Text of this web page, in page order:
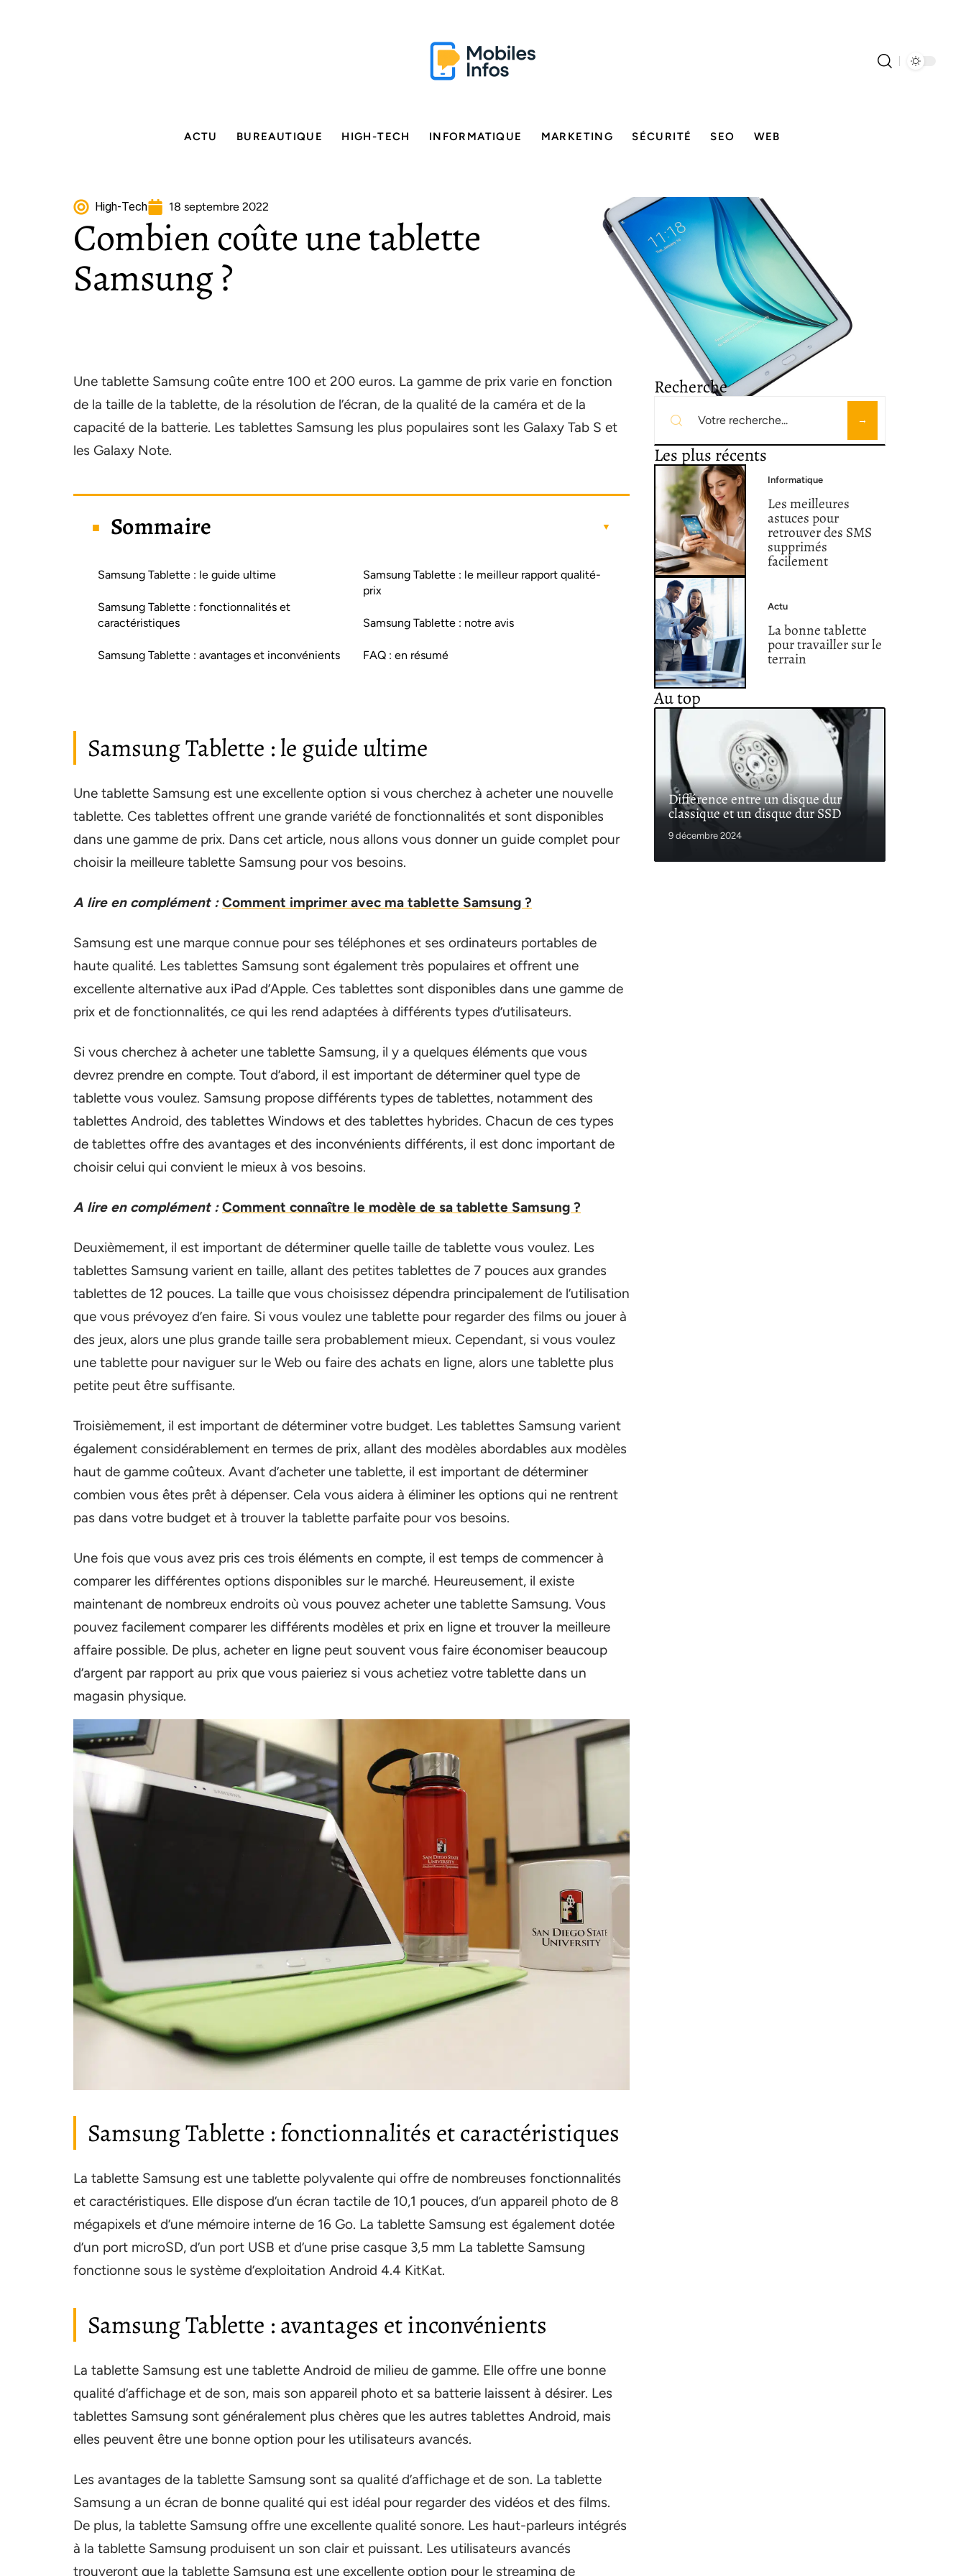
ACTU BUREAUTIQUE HIGH-TECH INFORMATIQUE MARKETING SÉCURITÉ SEO WEB
High-Tech 18 septembre 2022
Combien coûte une tablette
Samsung ?
Une tablette Samsung coûte entre 100 et 200 euros. La gamme de prix varie en fonction
de la taille de la tablette, de la résolution de l’écran, de la qualité de la caméra et de la
capacité de la batterie. Les tablettes Samsung les plus populaires sont les Galaxy Tab S et
les Galaxy Note.
Sommaire
Samsung Tablette : le guide ultime
Samsung Tablette : fonctionnalités et
caractéristiques
Samsung Tablette : avantages et inconvénients
Samsung Tablette : le meilleur rapport qualité-
prix
Samsung Tablette : notre avis
FAQ : en résumé
Samsung Tablette : le guide ultime
Une tablette Samsung est une excellente option si vous cherchez à acheter une nouvelle
tablette. Ces tablettes offrent une grande variété de fonctionnalités et sont disponibles
dans une gamme de prix. Dans cet article, nous allons vous donner un guide complet pour
choisir la meilleure tablette Samsung pour vos besoins.
A lire en complément : Comment imprimer avec ma tablette Samsung ?
Samsung est une marque connue pour ses téléphones et ses ordinateurs portables de
haute qualité. Les tablettes Samsung sont également très populaires et offrent une
excellente alternative aux iPad d’Apple. Ces tablettes sont disponibles dans une gamme de
prix et de fonctionnalités, ce qui les rend adaptées à différents types d’utilisateurs.
Si vous cherchez à acheter une tablette Samsung, il y a quelques éléments que vous
devrez prendre en compte. Tout d’abord, il est important de déterminer quel type de
tablette vous voulez. Samsung propose différents types de tablettes, notamment des
tablettes Android, des tablettes Windows et des tablettes hybrides. Chacun de ces types
de tablettes offre des avantages et des inconvénients différents, il est donc important de
choisir celui qui convient le mieux à vos besoins.
A lire en complément : Comment connaître le modèle de sa tablette Samsung ?
Deuxièmement, il est important de déterminer quelle taille de tablette vous voulez. Les
tablettes Samsung varient en taille, allant des petites tablettes de 7 pouces aux grandes
tablettes de 12 pouces. La taille que vous choisissez dépendra principalement de l’utilisation
que vous prévoyez d’en faire. Si vous voulez une tablette pour regarder des films ou jouer à
des jeux, alors une plus grande taille sera probablement mieux. Cependant, si vous voulez
une tablette pour naviguer sur le Web ou faire des achats en ligne, alors une tablette plus
petite peut être suffisante.
Troisièmement, il est important de déterminer votre budget. Les tablettes Samsung varient
également considérablement en termes de prix, allant des modèles abordables aux modèles
haut de gamme coûteux. Avant d’acheter une tablette, il est important de déterminer
combien vous êtes prêt à dépenser. Cela vous aidera à éliminer les options qui ne rentrent
pas dans votre budget et à trouver la tablette parfaite pour vos besoins.
Une fois que vous avez pris ces trois éléments en compte, il est temps de commencer à
comparer les différentes options disponibles sur le marché. Heureusement, il existe
maintenant de nombreux endroits où vous pouvez acheter une tablette Samsung. Vous
pouvez facilement comparer les différents modèles et prix en ligne et trouver la meilleure
affaire possible. De plus, acheter en ligne peut souvent vous faire économiser beaucoup
d’argent par rapport au prix que vous paieriez si vous achetiez votre tablette dans un
magasin physique.
Samsung Tablette : fonctionnalités et caractéristiques
La tablette Samsung est une tablette polyvalente qui offre de nombreuses fonctionnalités
et caractéristiques. Elle dispose d’un écran tactile de 10,1 pouces, d’un appareil photo de 8
mégapixels et d’une mémoire interne de 16 Go. La tablette Samsung est également dotée
d’un port microSD, d’un port USB et d’une prise casque 3,5 mm La tablette Samsung
fonctionne sous le système d’exploitation Android 4.4 KitKat.
Samsung Tablette : avantages et inconvénients
La tablette Samsung est une tablette Android de milieu de gamme. Elle offre une bonne
qualité d’affichage et de son, mais son appareil photo et sa batterie laissent à désirer. Les
tablettes Samsung sont généralement plus chères que les autres tablettes Android, mais
elles peuvent être une bonne option pour les utilisateurs avancés.
Les avantages de la tablette Samsung sont sa qualité d’affichage et de son. La tablette
Samsung a un écran de bonne qualité qui est idéal pour regarder des vidéos et des films.
De plus, la tablette Samsung offre une excellente qualité sonore. Les haut-parleurs intégrés
à la tablette Samsung produisent un son clair et puissant. Les utilisateurs avancés
trouveront que la tablette Samsung est une excellente option pour le streaming de
Recherche
Les plus récents
Informatique
Les meilleures
astuces pour
retrouver des SMS
supprimés
facilement
Actu
La bonne tablette
pour travailler sur le
terrain
Au top
Différence entre un disque dur
classique et un disque dur SSD
9 décembre 2024